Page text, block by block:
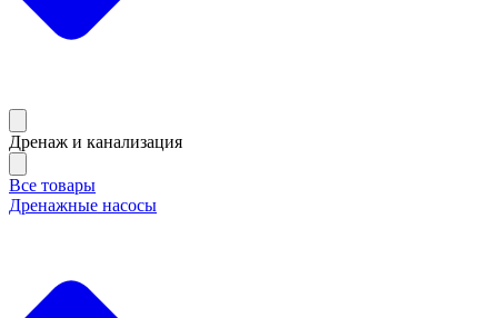
Дренаж и канализация
Все товары
Дренажные насосы